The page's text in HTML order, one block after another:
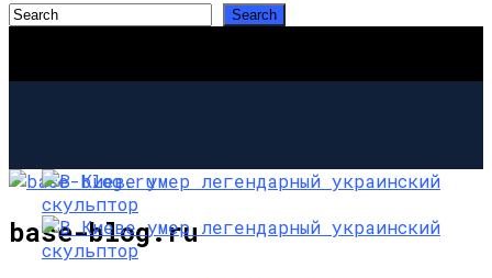
base-blog.ru